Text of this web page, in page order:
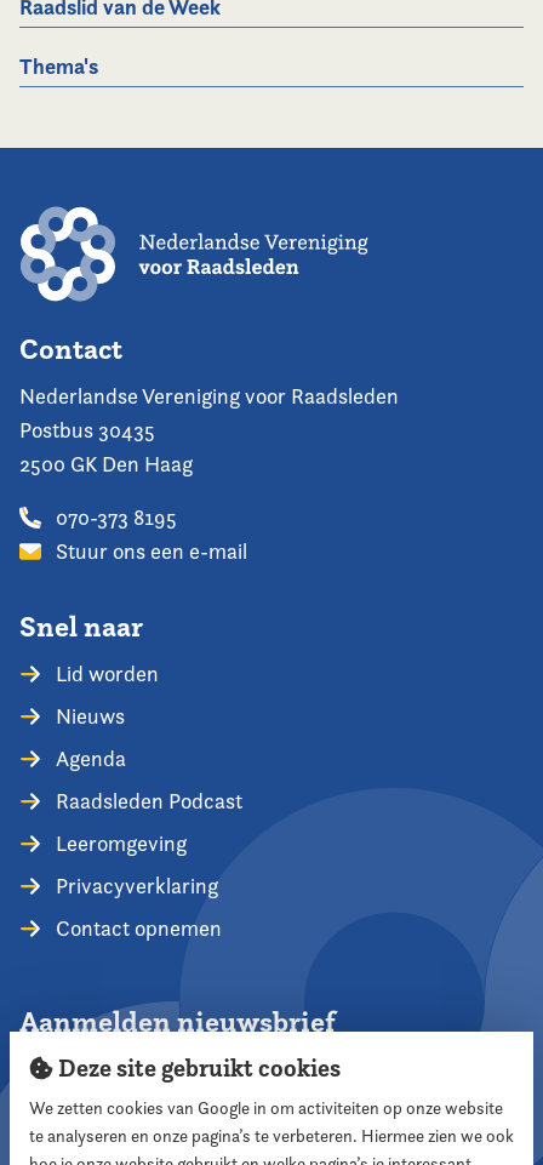
Raadslid van de Week
Thema's
Contact
Nederlandse Vereniging voor Raadsleden
Postbus 30435
2500 GK Den Haag
070-373 8195
Stuur ons een e-mail
Snel naar
Lid worden
Nieuws
Agenda
Raadsleden Podcast
Leeromgeving
Privacyverklaring
Contact opnemen
Aanmelden nieuwsbrief
Aanmelden
Deze site gebruikt cookies
We zetten cookies van Google in om activiteiten op onze website
te analyseren en onze pagina’s te verbeteren. Hiermee zien we ook